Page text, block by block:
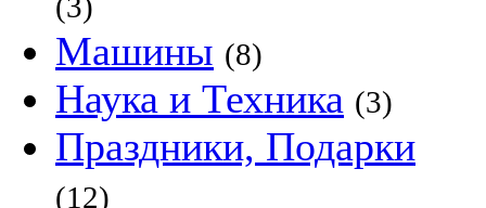
Машины (8)
Наука и Техника (3)
Праздники, Подарки
(12)